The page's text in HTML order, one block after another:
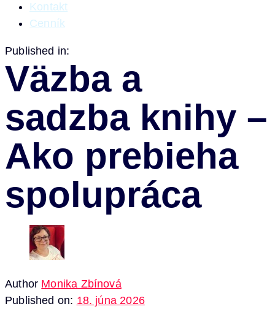
Kontakt
Cenník
Published in:
Väzba a
sadzba knihy –
Ako prebieha
spolupráca
Author Monika Zbínová
Published on: 18. júna 2026